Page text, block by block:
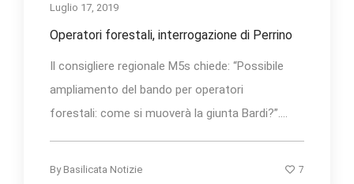
Luglio 17, 2019
Operatori forestali, interrogazione di Perrino
Il consigliere regionale M5s chiede: “Possibile
ampliamento del bando per operatori
forestali: come si muoverà la giunta Bardi?”....
By Basilicata Notizie 7